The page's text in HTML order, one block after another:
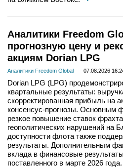
Аналитики Freedom
прогнозную цену и
акциям Dorian LPG
Аналитики Freedom Global 07.08.2026
Dorian LPG (LPG)
квартальные результаты:
скорректированная прибыль на
консенсус-прогнозы. Основным
резкое повышение ставок
геополитических нарушений на
доступности флота также
результаты. Дополнительным
вклада в финансовые
поставленного в марте 2026 года.